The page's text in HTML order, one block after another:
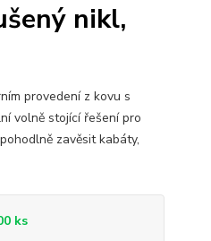
nikl,
provedení z kovu s
volně stojící řešení pro
zavěsit kabáty,
ks